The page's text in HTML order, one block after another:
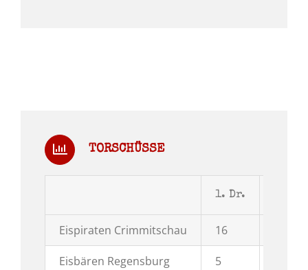
TORSCHÜSSE
1. Dr.
Eispiraten Crimmitschau 16
Eisbären Regensburg 5